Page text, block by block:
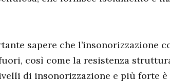
sapere che l’insonorizzazione
così come la resistenza
di insonorizzazione e più forte